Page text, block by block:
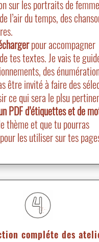
sur les portraits de
l’air du temps, des
pour accompagner
tes textes. Je vais te
des
être invité à faire des
ce qui sera le plsu
PDF d’étiquettes et de
thème et que tu pourras
les utiliser sur tes
compléte des